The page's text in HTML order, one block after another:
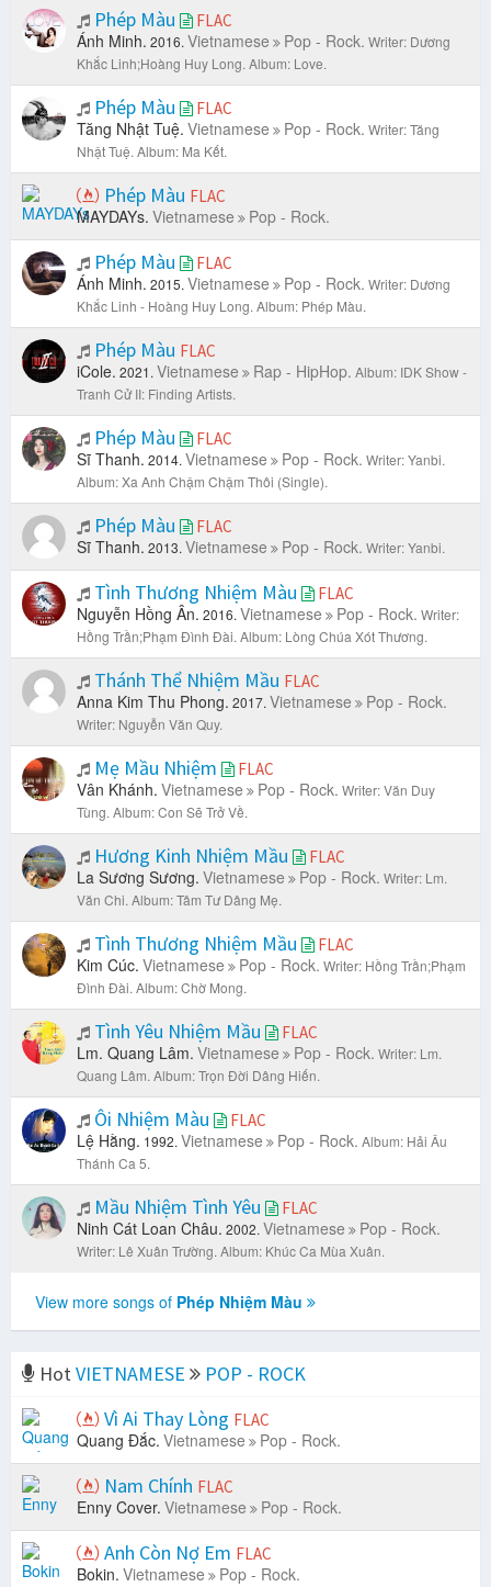
Phép Màu FLAC
Ánh Minh. 2016. Vietnamese Pop - Rock. Writer: Dương
Khắc Linh;Hoàng Huy Long. Album: Love.
Phép Màu FLAC
Tăng Nhật Tuệ. Vietnamese Pop - Rock. Writer: Tăng
Nhật Tuệ. Album: Ma Kết.
Phép Màu FLAC
MAYDAYs. Vietnamese Pop - Rock.
Phép Màu FLAC
Ánh Minh. 2015. Vietnamese Pop - Rock. Writer: Dương
Khắc Linh - Hoàng Huy Long. Album: Phép Màu.
Phép Màu FLAC
iCole. 2021. Vietnamese Rap - HipHop. Album: IDK Show -
Tranh Cử II: Finding Artists.
Phép Màu FLAC
Sĩ Thanh. 2014. Vietnamese Pop - Rock. Writer: Yanbi.
Album: Xa Anh Chậm Chậm Thôi (Single).
Phép Màu FLAC
Sĩ Thanh. 2013. Vietnamese Pop - Rock. Writer: Yanbi.
Tình Thương Nhiệm Màu FLAC
Nguyễn Hồng Ân. 2016. Vietnamese Pop - Rock. Writer:
Hồng Trần;Phạm Đình Đài. Album: Lòng Chúa Xót Thương.
Thánh Thể Nhiệm Mầu FLAC
Anna Kim Thu Phong. 2017. Vietnamese Pop - Rock.
Writer: Nguyễn Văn Quy.
Mẹ Mầu Nhiệm FLAC
Vân Khánh. Vietnamese Pop - Rock. Writer: Văn Duy
Tùng. Album: Con Sẽ Trở Về.
Hương Kinh Nhiệm Mầu FLAC
La Sương Sương. Vietnamese Pop - Rock. Writer: Lm.
Văn Chi. Album: Tâm Tư Dâng Mẹ.
Tình Thương Nhiệm Mầu FLAC
Kim Cúc. Vietnamese Pop - Rock. Writer: Hồng Trần;Phạm
Đình Đài. Album: Chờ Mong.
Tình Yêu Nhiệm Mầu FLAC
Lm. Quang Lâm. Vietnamese Pop - Rock. Writer: Lm.
Quang Lâm. Album: Trọn Đời Dâng Hiến.
Ôi Nhiệm Màu FLAC
Lệ Hằng. 1992. Vietnamese Pop - Rock. Album: Hải Âu
Thánh Ca 5.
Mầu Nhiệm Tình Yêu FLAC
Ninh Cát Loan Châu. 2002. Vietnamese Pop - Rock.
Writer: Lê Xuân Trường. Album: Khúc Ca Mùa Xuân.
View more songs of Phép Nhiệm Màu
HotVIETNAMESE
POP - ROCK
Vì Ai Thay Lòng FLAC
Quang Đắc. Vietnamese Pop - Rock.
Nam Chính FLAC
Enny Cover. Vietnamese Pop - Rock.
Anh Còn Nợ Em FLAC
Bokin. Vietnamese Pop - Rock.